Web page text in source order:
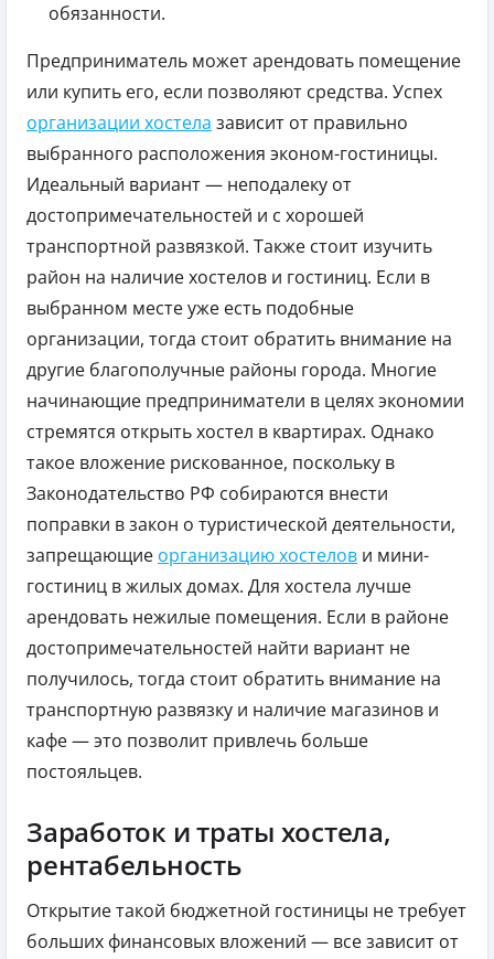
обязанности.
Предприниматель может арендовать помещение
или купить его, если позволяют средства. Успех
организации хостела зависит от правильно
выбранного расположения эконом-гостиницы.
Идеальный вариант — неподалеку от
достопримечательностей и с хорошей
транспортной развязкой. Также стоит изучить
район на наличие хостелов и гостиниц. Если в
выбранном месте уже есть подобные
организации, тогда стоит обратить внимание на
другие благополучные районы города. Многие
начинающие предприниматели в целях экономии
стремятся открыть хостел в квартирах. Однако
такое вложение рискованное, поскольку в
Законодательство РФ собираются внести
поправки в закон о туристической деятельности,
запрещающие организацию хостелов и мини-
гостиниц в жилых домах. Для хостела лучше
арендовать нежилые помещения. Если в районе
достопримечательностей найти вариант не
получилось, тогда стоит обратить внимание на
транспортную развязку и наличие магазинов и
кафе — это позволит привлечь больше
постояльцев.
Заработок и траты хостела,
рентабельность
Открытие такой бюджетной гостиницы не требует
больших финансовых вложений — все зависит от